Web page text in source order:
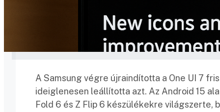
A Samsung végre újraindította a One UI 7
ideiglenesen leállította azt. Az Android 15
Fold 6 és Z Flip 6 készülékekre világszerte,